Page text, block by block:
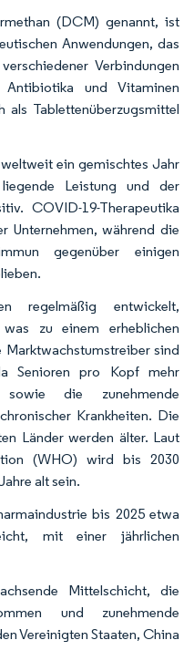
(DCM) genannt, ist
Anwendungen, das
Verbindungen
und Vitaminen
Tablettenüberzugsmittel
ein gemischtes Jahr
Leistung und der
COVID-19-Therapeutika
Unternehmen, während die
gegenüber einigen
regelmäßig entwickelt,
zu einem erheblichen
sind
Senioren pro Kopf mehr
sowie die zunehmende
Krankheiten. Die
Länder werden älter. Laut
(WHO) wird bis 2030
alt sein.
bis 2025 etwa
mit einer jährlichen
Mittelschicht, die
und zunehmende
Vereinigten Staaten, China